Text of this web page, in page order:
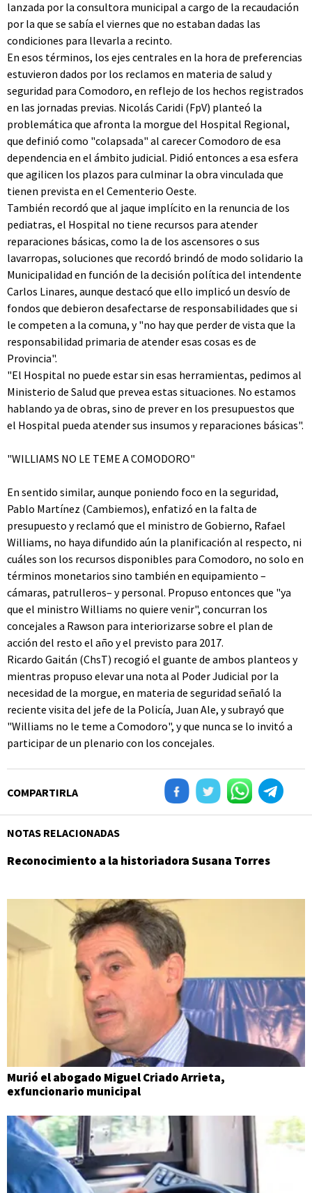
lanzada por la consultora municipal a cargo de la recaudación
por la que se sabía el viernes que no estaban dadas las
condiciones para llevarla a recinto.
En esos términos, los ejes centrales en la hora de preferencias
estuvieron dados por los reclamos en materia de salud y
seguridad para Comodoro, en reflejo de los hechos registrados
en las jornadas previas. Nicolás Caridi (FpV) planteó la
problemática que afronta la morgue del Hospital Regional,
que definió como "colapsada" al carecer Comodoro de esa
dependencia en el ámbito judicial. Pidió entonces a esa esfera
que agilicen los plazos para culminar la obra vinculada que
tienen prevista en el Cementerio Oeste.
También recordó que al jaque implícito en la renuncia de los
pediatras, el Hospital no tiene recursos para atender
reparaciones básicas, como la de los ascensores o sus
lavarropas, soluciones que recordó brindó de modo solidario la
Municipalidad en función de la decisión política del intendente
Carlos Linares, aunque destacó que ello implicó un desvío de
fondos que debieron desafectarse de responsabilidades que si
le competen a la comuna, y "no hay que perder de vista que la
responsabilidad primaria de atender esas cosas es de
Provincia".
"El Hospital no puede estar sin esas herramientas, pedimos al
Ministerio de Salud que prevea estas situaciones. No estamos
hablando ya de obras, sino de prever en los presupuestos que
el Hospital pueda atender sus insumos y reparaciones básicas".
"WILLIAMS NO LE TEME A COMODORO"
En sentido similar, aunque poniendo foco en la seguridad,
Pablo Martínez (Cambiemos), enfatizó en la falta de
presupuesto y reclamó que el ministro de Gobierno, Rafael
Williams, no haya difundido aún la planificación al respecto, ni
cuáles son los recursos disponibles para Comodoro, no solo en
términos monetarios sino también en equipamiento –
cámaras, patrulleros– y personal. Propuso entonces que "ya
que el ministro Williams no quiere venir", concurran los
concejales a Rawson para interiorizarse sobre el plan de
acción del resto el año y el previsto para 2017.
Ricardo Gaitán (ChsT) recogió el guante de ambos planteos y
mientras propuso elevar una nota al Poder Judicial por la
necesidad de la morgue, en materia de seguridad señaló la
reciente visita del jefe de la Policía, Juan Ale, y subrayó que
"Williams no le teme a Comodoro", y que nunca se lo invitó a
participar de un plenario con los concejales.
COMPARTIRLA
NOTAS RELACIONADAS
Reconocimiento a la historiadora Susana Torres
Murió el abogado Miguel Criado Arrieta,
exfuncionario municipal